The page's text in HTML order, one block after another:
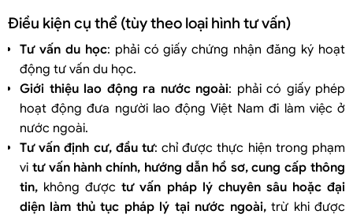
Điều kiện cụ thể (tùy theo loại hình tư vấn)
Tư vấn du học: phải có giấy chứng nhận đăng ký hoạt
động tư vấn du học.
Giới thiệu lao động ra nước ngoài: phải có giấy phép
hoạt động đưa người lao động Việt Nam đi làm việc ở
nước ngoài.
Tư vấn định cư, đầu tư: chỉ được thực hiện trong phạm
vi tư vấn hành chính, hướng dẫn hồ sơ, cung cấp thông
tin, không đượctư vấn pháp lý chuyên sâu hoặc đại
diện làm thủ tục pháp lý tại nước ngoài,trừ khi được